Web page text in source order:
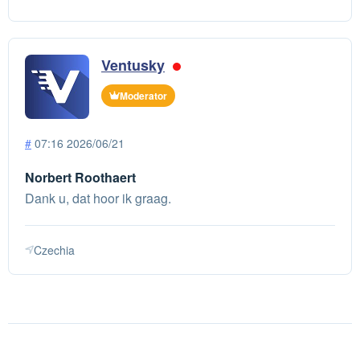
Ventusky
Moderator
# 07:16 2026/06/21
Norbert Roothaert
Dank u, dat hoor ik graag.
Czechia